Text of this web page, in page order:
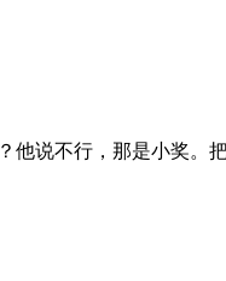
说不行，那是小奖